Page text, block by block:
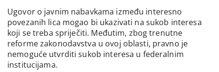
Ugovor o javnim nabavkama između interesno
povezanih lica mogao bi ukazivati na sukob interesa
koji se treba spriječiti. Međutim, zbog trenutne
reforme zakonodavstva u ovoj oblasti, pravno je
nemoguće utvrditi sukob interesa u federalnim
institucijama.